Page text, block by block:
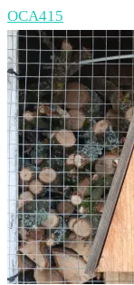
OCA415